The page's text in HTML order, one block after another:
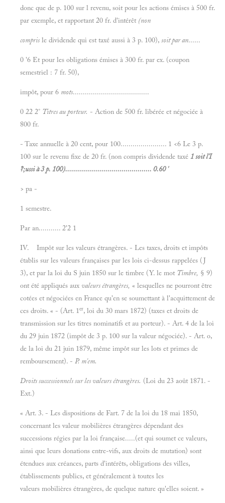
donc que de p. 100 sur l revenu, soit pour les actions émises à 500 fr.
par exemple, et rapportant 20 fr. d'intérêt (non
compris le dividende qui est taxé aussi à 3 p. 100), soit par an......
0 '6 Et pour les obligations émises à 300 fr. par ex. (coupon
semestriel : 7 fr. 50),
impôt, pour 6 mots......................................
0 22 2° Titres au porteur. - Action de 500 fr. libérée et négociée à
800 fr.
- Taxe annuelle à 20 cent, pour 100....................... 1 <6 Le 3 p.
100 sur le revenu fixe de 20 fr. (non compris dividende taxé 1 soit l'I
?;ussi à 3 p. 100)........................................... 0.60 '
> pa -
1 semestre.
Par an........... 2'2 1
IV. Impôt sur les valeurs étrangères. - Les taxes, droits et impôts
établis sur les valeurs françaises par les lois ci-dessus rappelées (J
3), et par la loi du S juin 1850 sur le timbre (Y. le mot Timbre, § 9)
ont été appliqués aux valeurs étrangères, « lesquelles ne pourront être
cotées et négociées en France qu'en se soumettant à l'acquittement de
ces droits. « - (Art. 1er, loi du 30 mars 1872) (taxes et droits de
transmission sur les titres nominatifs et au porteur). - Art. 4 de la loi
du 29 juin 1872 (impôt de 3 p. 100 sur la valeur négociée). - Art. o,
de la loi du 21 juin 1879, même impôt sur les lots et primes de
remboursement). - P. m'em.
Droits successionnels sur les valeurs étrangères. (Loi du 23 août 1871. -
Ext.)
« Art. 3. - Les dispositions de Fart. 7 de la loi du 18 mai 1850,
concernant les valeur mobilières étrangères dépendant des
successions régies par la loi française.....(et qui soumet ce valeurs,
ainsi que leurs donations entre-vifs, aux droits de mutation) sont
étendues aux créances, parts d'intérêts, obligations des villes,
établissements publics, et généralement à toutes les
valeurs mobilières étrangères, de quelque nature qu'elles soient. »